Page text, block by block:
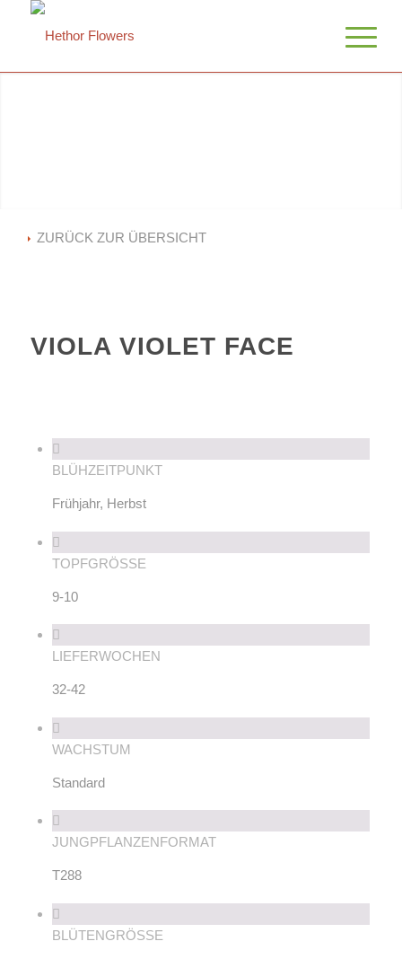
ZURÜCK ZUR ÜBERSICHT
VIOLA VIOLET FACE
BLÜHZEITPUNKT
Frühjahr, Herbst
TOPFGRÖSSE
9-10
LIEFERWOCHEN
32-42
WACHSTUM
Standard
JUNGPFLANZENFORMAT
T288
BLÜTENGRÖSSE